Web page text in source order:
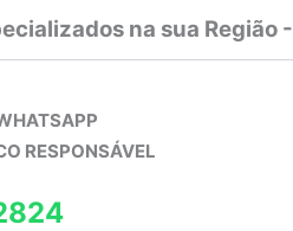
na sua Região -
RESPONSÁVEL